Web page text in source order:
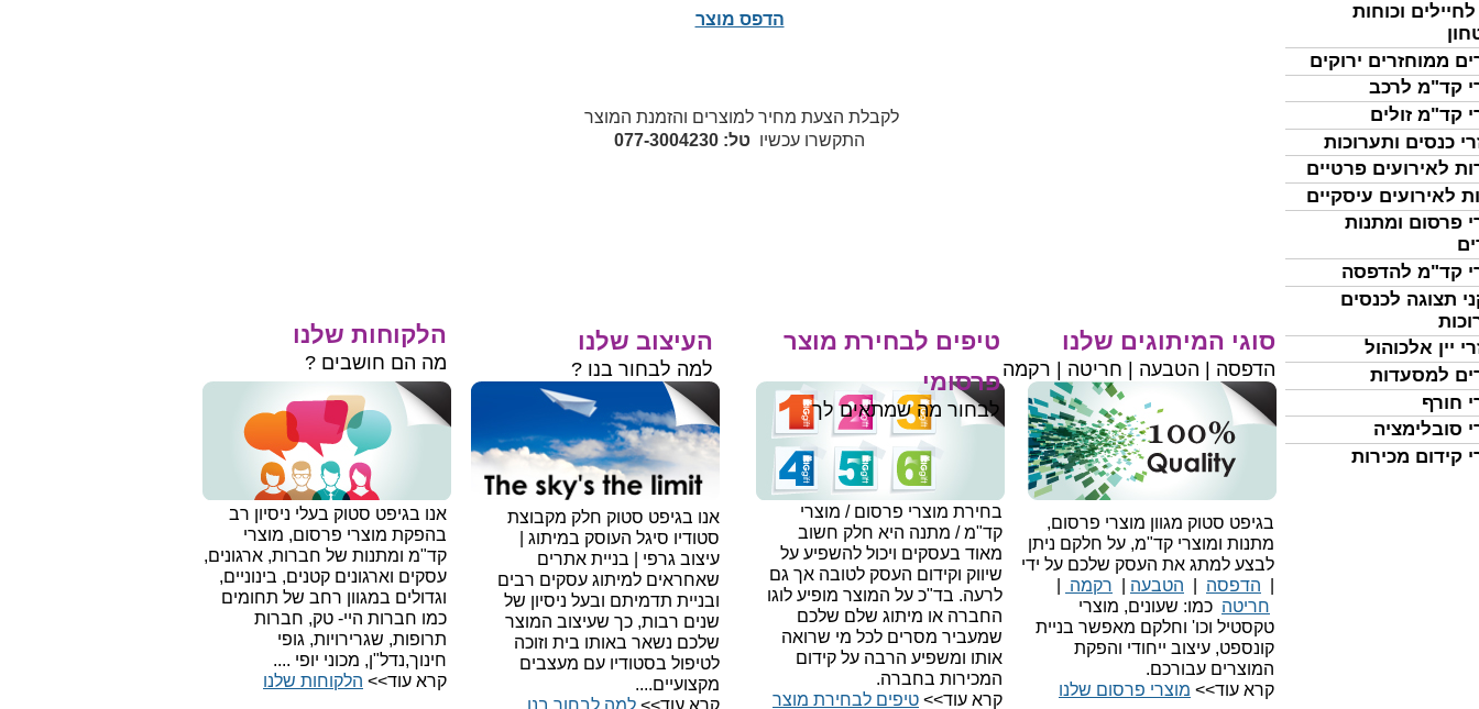
לחיילים וכוחות
ממוחזרים ירוקים
קד"מ לרכב
קד"מ זולים
כנסים ותערוכות
לאירועים פרטיים
לאירועים עיסקיים
פרסום ומתנות
קד"מ להדפסה
תצוגה לכנסים
יין אלכוהול
למסעדות
חורף
סובלימציה
קידום מכירות
הדפס מוצר
לקבלת הצעת מחיר למוצרים והזמנת המוצר
התקשרו עכשיו טל: 077-3004230
אנו בגיפט סטוק חלק מקבוצת
סטודיו סיגל העוסק במיתוג |
עיצוב גרפי | בניית אתרים
שאחראים למיתוג עסקים רבים
ובניית תדמיתם ובעל ניסיון של
שנים רבות, כך שעיצוב המוצר
שלכם נשאר באותו בית וזוכה
לטיפול בסטודיו עם מעצבים
מקצועיים....
קרא עוד>> למה לבחור בנו​
בגיפט סטוק מגוון מוצרי פרסום,
מתנות ומוצרי קד"מ, על חלקם ניתן
לבצע למתג את העסק שלכם על ידי
הדפסה הטבעה רקמה
חריטה כמו: שעונים, מוצרי
טקסטיל וכו' וחלקם מאפשר בניית
קונספט, עיצוב ייחודי והפקת
המוצרים עבורכם.
קרא עוד>> מוצרי פרסום שלנו
אנו בגיפט סטוק בעלי ניסיון רב
בהפקת מוצרי פרסום, מוצרי
קד"מ ומתנות של חברות, ארגונים,
עסקים וארגונים קטנים, בינוניים,
וגדולים במגוון רחב של תחומים
כמו חברות היי- טק, חברות
תרופות, שגרירויות, גופי
חינוך,נדל"ן, מכוני יופי ....
קרא עוד>> הלקוחות שלנו
בחירת מוצרי פרסום / מוצרי
קד"מ / מתנה היא חלק חשוב
מאוד בעסקים ויכול להשפיע על
שיווק וקידום העסק לטובה אך גם
לרעה. בד"כ על המוצר מופיע לוגו
החברה או מיתוג שלם שלכם
שמעביר מסרים לכל מי שרואה
אותו ומשפיע הרבה על קידום
המכירות בחברה.
קרא עוד>> טיפים לבחירת מוצר
טיפים לבחירת מוצר
פרסומי
לבחור מה שמתאים לך
העיצוב שלנו
למה לבחור בנו ?
סוגי המיתוגים שלנו
הדפסה | הטבעה | חריטה | רקמה
הלקוחות שלנו
מה הם חושבים ?